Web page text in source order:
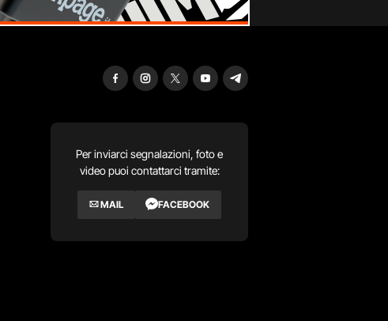
Per inviarci segnalazioni, foto e
video puoi contattarci tramite:
MAIL FACEBOOK